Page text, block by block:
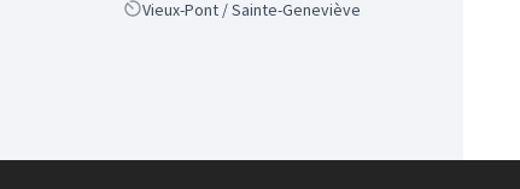
ScopeVieux-Pont / Sainte-Geneviève